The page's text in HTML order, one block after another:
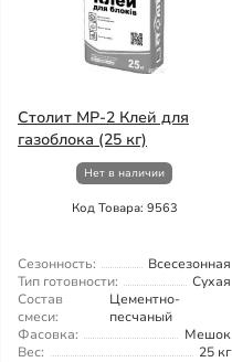
Столит МР-2 Клей для
газоблока (25 кг)
Нет в наличии
Код Товара: 9563
Сезонность:
Всесезонная
Тип готовности:
Сухая
Состав
смеси:
Цементно-
песчаный
Фасовка:
Мешок
Вес:
25 кг